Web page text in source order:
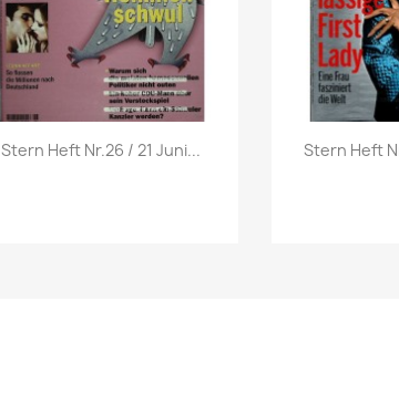
Vorschau
Stern Heft Nr.26 / 21 Juni... 
Stern Heft